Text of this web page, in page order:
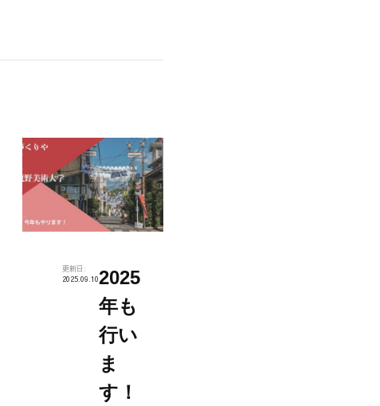
更新日:
2025.09.102025
年も
行い
ま
す！